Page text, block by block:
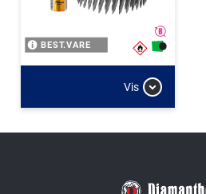
BEST.VARE
Vis